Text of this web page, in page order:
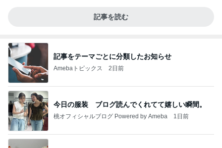
記事を読む
記事をテーマごとに分類したお知らせ
Amebaトピックス 2日前
今日の服装 ブログ読んでくれてて嬉しい瞬間。
桃オフィシャルブログ Powered by Ameba 1日前